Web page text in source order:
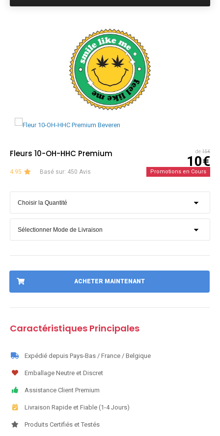
Fleurs 10-OH-HHC Premium de15€
10€
4.95 Basé sur: 450 Avis Promotions en Cours
ACHETER MAINTENANT
Caractéristiques Principales
Expédié depuis Pays-Bas / France / Belgique
Emballage Neutre et Discret
Assistance Client Premium
Livraison Rapide et Fiable (1-4 Jours)
Produits Certifiés et Testés